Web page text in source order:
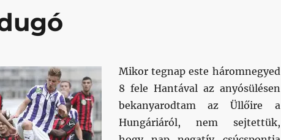
Mikor tegnap este háromnegyed
8 fele Hantával az anyósülésen
bekanyarodtam az Üllőire a
Hungáriáról, nem sejtettük,